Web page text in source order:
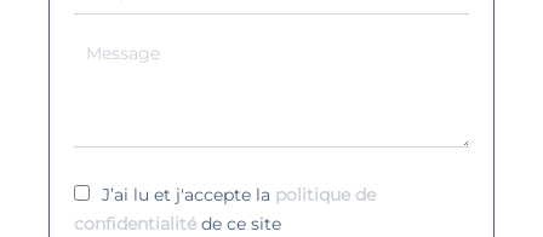
J’ai lu et j'accepte la politique de
confidentialité de ce site